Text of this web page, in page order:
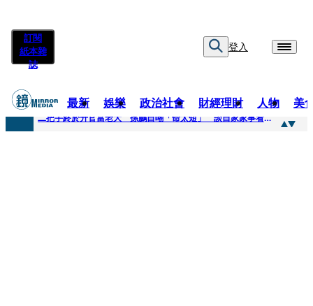
訂閱
紙本雜
誌
登入
最新 娛樂 政治社會 財經理財 人物 美
快訊
二把手終於升官當老大 孫鵬自嘲「命太短」 談自家家事看超開：誰家鍋底沒灰塵